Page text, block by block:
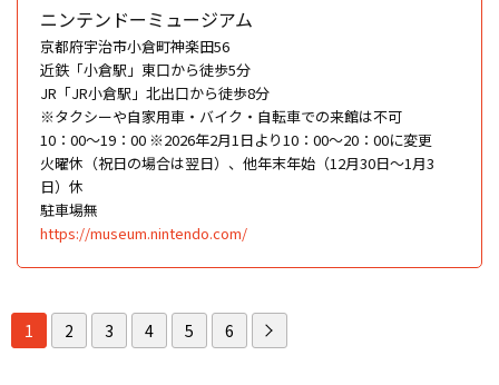
ニンテンドーミュージアム
京都府宇治市小倉町神楽田56
近鉄「小倉駅」東口から徒歩5分
JR「JR小倉駅」北出口から徒歩8分
※タクシーや自家用車・バイク・自転車での来館は不可
10：00～19：00 ※2026年2月1日より10：00〜20：00に変更
火曜休（祝日の場合は翌日）、他年末年始（12月30日〜1月3
日）休
駐車場無
https://museum.nintendo.com/
1 2 3 4 5 6